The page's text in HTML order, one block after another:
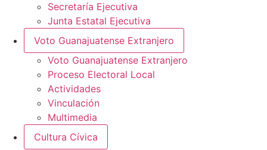
Secretaría Ejecutiva
Junta Estatal Ejecutiva
Voto Guanajuatense Extranjero
Voto Guanajuatense Extranjero
Proceso Electoral Local
Actividades
Vinculación
Multimedia
Cultura Cívica